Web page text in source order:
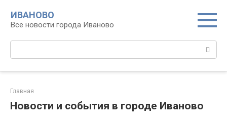
контенту
ИВАНОВО
Все новости города Иваново
Главная
Новости и события в городе Иваново